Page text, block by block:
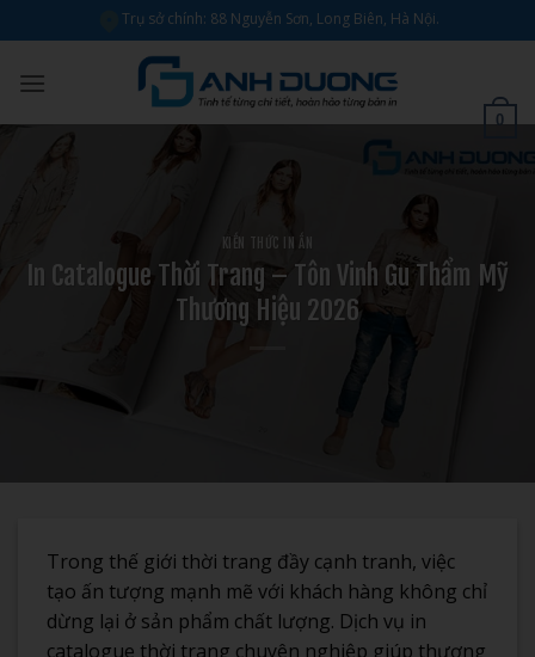
qua
nội
Trụ sở chính: 88 Nguyễn Sơn, Long Biên, Hà Nội.
0
KIẾN THỨC IN ẤN
In Catalogue Thời Trang – Tôn Vinh Gu Thẩm Mỹ
Thương Hiệu 2026
Trong thế giới thời trang đầy cạnh tranh, việc
tạo ấn tượng mạnh mẽ với khách hàng không chỉ
dừng lại ở sản phẩm chất lượng. Dịch vụ in
catalogue thời trang chuyên nghiệp giúp thương